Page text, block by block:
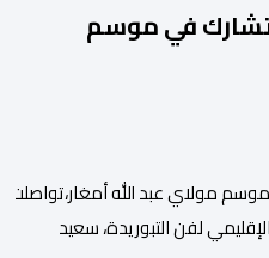
و 140 سربة تشارك في موسم
موسم مولاي عبد الله
لفن التبوريدة، سعيد